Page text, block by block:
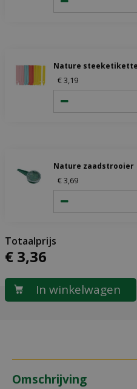
Nature
€3 19
Nature zaadstrooier
€3 69
€ 3,36
Omschrijving